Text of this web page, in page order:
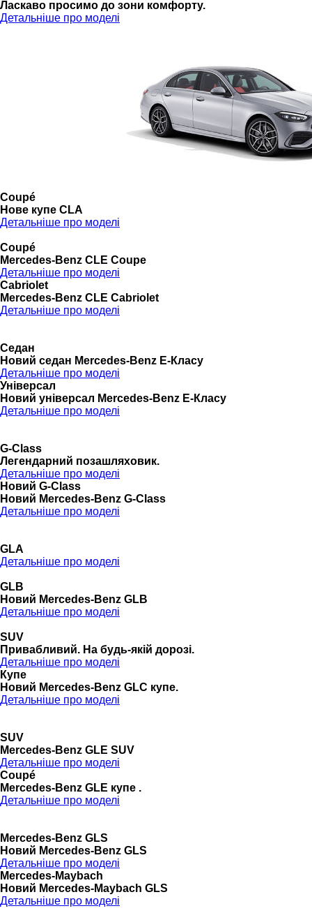
Ласкаво просимо до зони комфорту.
Детальніше про моделі
Coupé
Нове купе CLA
Детальніше про моделі
Coupé
Mercedes-Benz CLE Coupe
Детальніше про моделі
Cabriolet
Mercedes-Benz CLE Cabriolet
Детальніше про моделі
Седан
Новий седан Mercedes-Benz Е-Класу
Детальніше про моделі
Універсал
Новий універсал Mercedes-Benz E-Класу
Детальніше про моделі
G-Class
Легендарний позашляховик.
Детальніше про моделі
Новий G-Class
Новий Mercedes-Benz G-Class
Детальніше про моделі
GLA
Детальніше про моделі
GLB
Новий Mercedes-Benz GLB
Детальніше про моделі
SUV
Привабливий. На будь-якій дорозі.
Детальніше про моделі
Купе
Новий Mercedes-Benz GLС купе.
Детальніше про моделі
SUV
Mercedes-Benz GLE SUV
Детальніше про моделі
Coupé
Mercedes-Benz GLE купе .
Детальніше про моделі
Mercedes-Benz GLS
Новий Mercedes-Benz GLS
Детальніше про моделі
Mercedes-Maybach
Новий Mercedes-Maybach GLS
Детальніше про моделі